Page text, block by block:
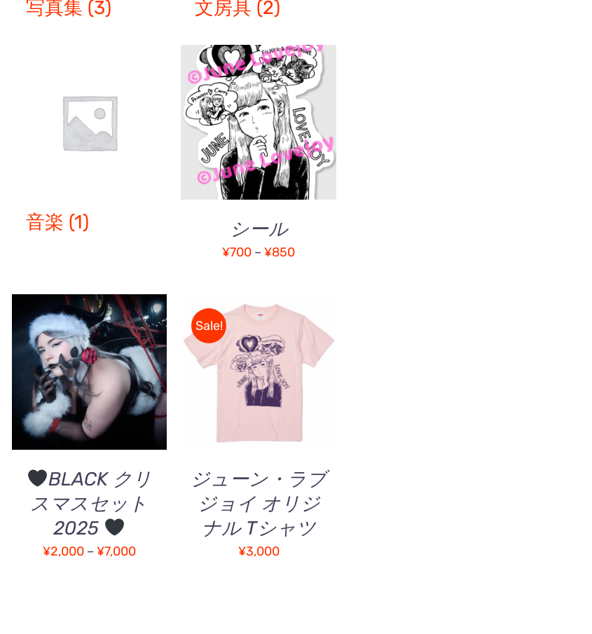
写真集 (3) 文房具 (2)
音楽 (1)
オプションを選択 こ
の
商
品
に
は
の
ー
シ
ョ
ン
が
オ
プ
シ
ョ
ン
/
QUICK VIEW
シール
¥700 –¥850価
¥700
–
¥850
オプションを選択こ
の
商
品
は
数
の
バ
エ
/
QUICK VIEW
BLACK クリ
スマスセット
2025
¥2,000 – ¥7,000価
Sale!
5段階中
5.00の評価
オプションを選択
に
複
数
の
バ
QUICK VIEW
ジューン・ラブ
ジョイ オリジ
ナル Tシャツ
¥3,000